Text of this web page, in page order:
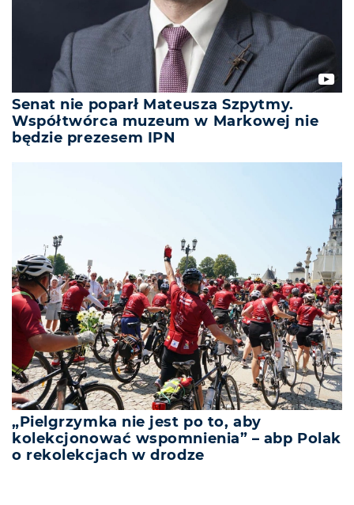
Senat nie poparł Mateusza Szpytmy.
Współtwórca muzeum w Markowej nie
będzie prezesem IPN
„Pielgrzymka nie jest po to, aby
kolekcjonować wspomnienia” – abp Polak
o rekolekcjach w drodze